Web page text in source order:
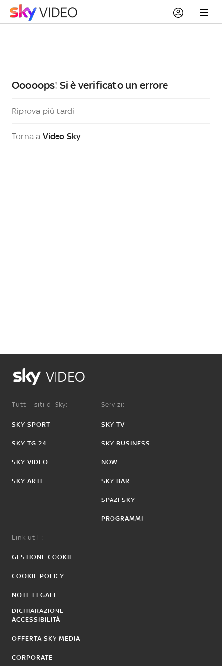
Ooooops! Si è verificato un errore
Riprova più tardi
Torna a Video Sky
VIDEO
Tutti i siti di Sky:
SKY SPORT
SKY TG 24
SKY VIDEO
SKY ARTE
Servizi:
SKY TV
SKY BUSINESS
NOW
SKY BAR
SPAZI SKY
PROGRAMMI
Link utili:
GESTIONE COOKIE
COOKIE POLICY
NOTE LEGALI
DICHIARAZIONE
ACCESSIBILITÀ
OFFERTA SKY MEDIA
CORPORATE